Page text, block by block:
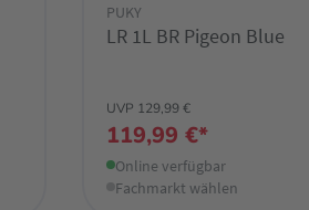
PUKY
LR 1L BR Pigeon Blue
UVP 129,99 €
119,99 €*
Online verfügbar
Fachmarkt wählen